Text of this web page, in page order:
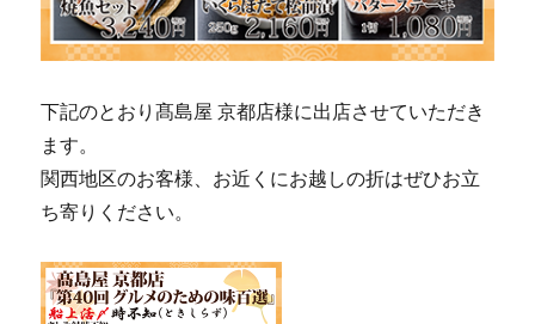
下記のとおり髙島屋 京都店様に出店させていただき
ます。
関西地区のお客様、お近くにお越しの折はぜひお立
ち寄りください。